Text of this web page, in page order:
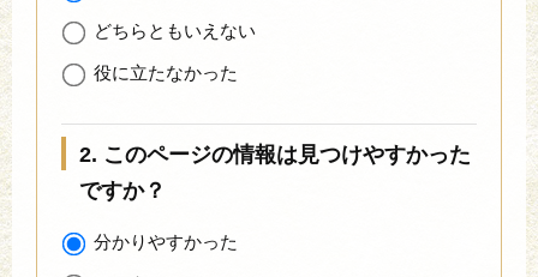
どちらともいえない
役に立たなかった
2. このページの情報は見つけやすかった
ですか？
分かりやすかった